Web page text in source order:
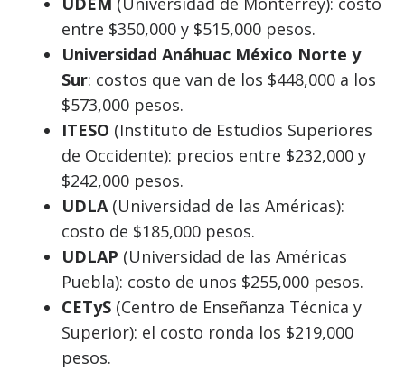
entre $350,000 y $515,000 pesos.
Universidad Anáhuac México Norte y
Sur: costos que van de los $448,000 a los
$573,000 pesos.
ITESO (Instituto de Estudios Superiores
de Occidente): precios entre $232,000 y
$242,000 pesos.
UDLA(Universidad de las Américas):
costo de $185,000 pesos.
UDLAP (Universidad de las Américas
Puebla): costo de unos $255,000 pesos.
CETyS(Centro de Enseñanza Técnica y
Superior): el costo ronda los $219,000
pesos.